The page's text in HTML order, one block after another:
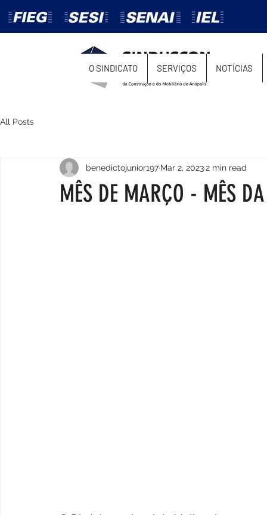
O SINDICATO SERVIÇOS NOTÍCIAS
All Posts
MÊS DE MARÇO - MÊS
benedictojunior197 Mar 2, 20232 min read